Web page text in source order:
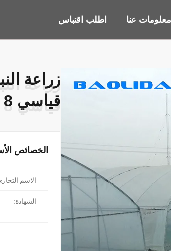
معلومات عنا اطلب اقتباس
زراعة
قياسي 8 م 60 م بي فيلم واحد تمتد الدفيئة
زراعة
قياسي 8 م 60 م بي فيلم واحد تمتد الدفيئة
الخصائص
الاسم
الشهادة: